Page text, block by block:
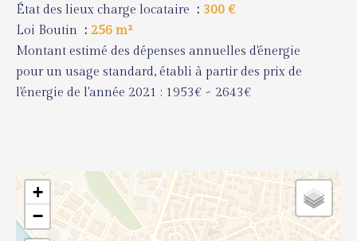
État des lieux charge locataire
300 €
Loi Boutin
256 m²
Montant estimé des dépenses annuelles d'énergie
pour un usage standard, établi à partir des prix de
l'énergie de l'année 2021 : 1953€ ~ 2643€
+
−